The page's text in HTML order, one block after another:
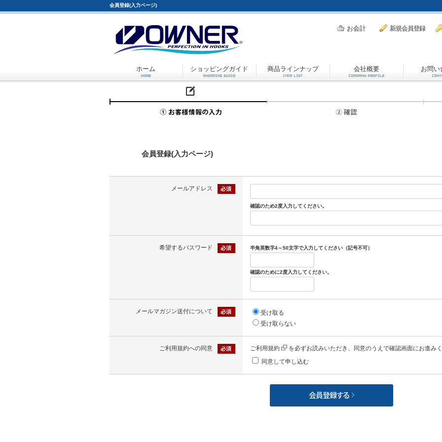
会員登録(入力ページ)
新規会員登録
お会計
ホーム ショッピングガイド 商品ラインナップ 会社概要 お問い
会員登録(入力ページ)
メールアドレス
確認のため2度入力してください。
希望するパスワード 半角英数字4～50文字で入力してください（記号不可）
確認のために2度入力してください。
メールマガジン送付について
受け取る
受け取らない
ご利用規約への同意 ご利用規約
を必ずお読みいただき、同意のうえで確認画面にお進みく
同意して申し込む